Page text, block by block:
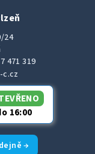
24
471 319
c.cz
16:00
→